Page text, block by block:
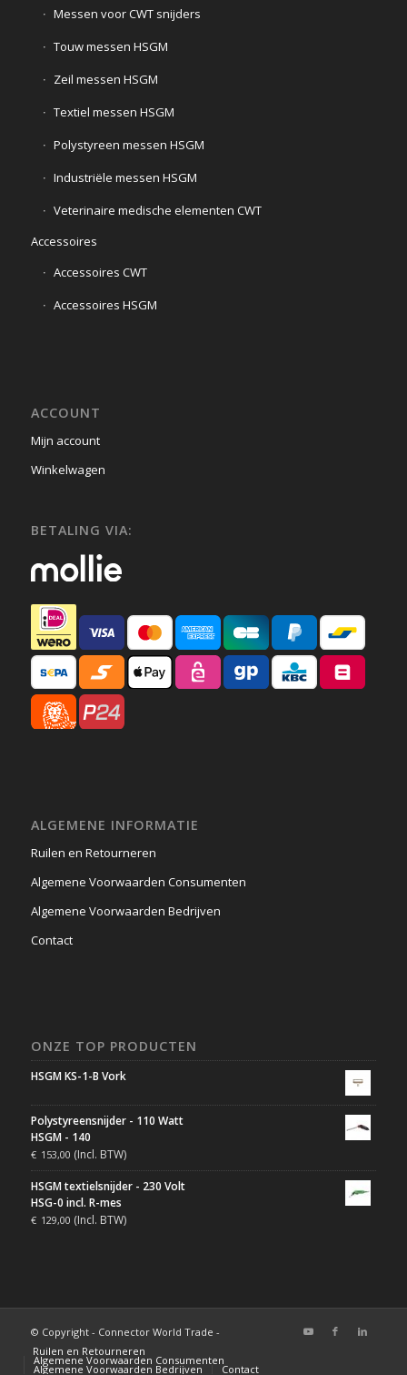
Messen voor CWT snijders
Touw messen HSGM
Zeil messen HSGM
Textiel messen HSGM
Polystyreen messen HSGM
Industriële messen HSGM
Veterinaire medische elementen CWT
Accessoires
Accessoires CWT
Accessoires HSGM
ACCOUNT
Mijn account
Winkelwagen
BETALING VIA:
ALGEMENE INFORMATIE
Ruilen en Retourneren
Algemene Voorwaarden Consumenten
Algemene Voorwaarden Bedrijven
Contact
ONZE TOP PRODUCTEN
HSGM KS-1-B Vork
Polystyreensnijder - 110 Watt
HSGM - 140
€ 153,00 (Incl. BTW)
HSGM textielsnijder - 230 Volt
HSG-0 incl. R-mes
€ 129,00 (Incl. BTW)
© Copyright - Connector World Trade -
Ruilen en Retourneren
Algemene Voorwaarden Consumenten
Algemene Voorwaarden Bedrijven Contact